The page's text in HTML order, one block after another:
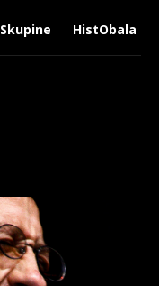
Skupine HistObala